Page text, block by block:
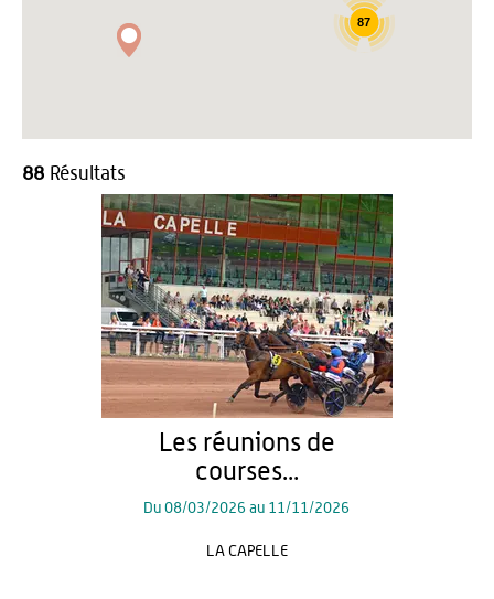
87
88 Résultats
Les réunions de
courses...
Du08/03/2026 au 11/11/2026
LA CAPELLE